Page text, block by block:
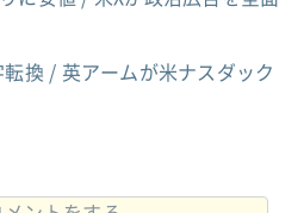
換 / 英アームが米ナスダック